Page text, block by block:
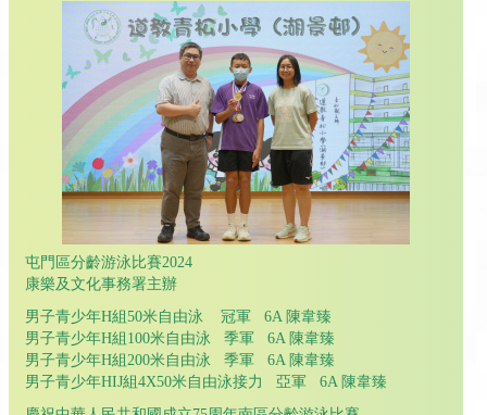
屯門區分齡游泳比賽2024
康樂及文化事務署主辦
男子青少年H組50米自由泳 冠軍 6A 陳韋臻
男子青少年H組100米自由泳 季軍 6A 陳韋臻
男子青少年H組200米自由泳 季軍 6A 陳韋臻
男子青少年HIJ組4X50米自由泳接力 亞軍 6A 陳韋臻